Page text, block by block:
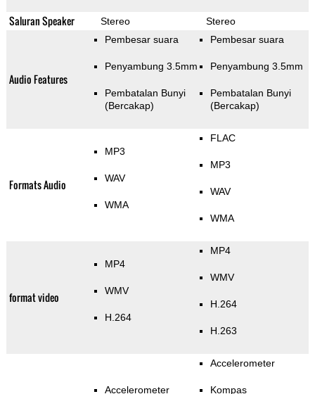
Saluran Speaker Stereo Stereo
Audio Features
Pembesar suara
Penyambung 3.5mm
Pembatalan Bunyi
(Bercakap)
Pembesar suara
Penyambung 3.5mm
Pembatalan Bunyi
(Bercakap)
Formats Audio
MP3
WAV
WMA
FLAC
MP3
WAV
WMA
format video
MP4
WMV
H.264
MP4
WMV
H.264
H.263
Accelerometer
Accelerometer
Kompas